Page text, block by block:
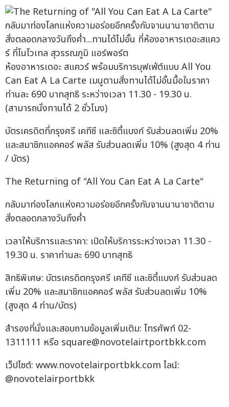
ห้องอาหารเดอะ สแควร์ พร้อมบริการบุฟเฟ่ต์แบบ All You
Can Eat A La Carte เมนูตามสั่งทานได้ไม่อั้นมื้อในราคา
ท่านละ 690 บาทสุทธิ ระหว่างเวลา 11.30 - 19.30 น.
(สามารถนั่งทานได้ 2 ชั่วโมง)
บัตรเครดิตที่กรุงศรี เคทีซี และซิตี้แบงก์ รับส่วนลดเพิ่ม 20%
และสมาชิกแอคคอร์ พลัส รับส่วนลดเพิ่ม 10% (สูงสุด 4 ท่าน
/ บัตร)
The Returning of "All You Can Eat A La Carte"
กลับมาท่องโลกแห่งความอร่อยอีกครั้งกับจานนานาชาติตาม
สั่งตลอดกลางวันถึงค่ำ
เวลาให้บริการและราคา: เปิดให้บริการระหว่างเวลา 11.30 -
19.30 น. ราคาท่านละ 690 บาทสุทธิ
สิทธิพิเศษ: บัตรเครดิตกรุงศรี เคทีซี และซิตี้แบงก์ รับส่วนลด
เพิ่ม 20% และสมาชิกแอคคอร์ พลัส รับส่วนลดเพิ่ม 10%
(สูงสุด 4 ท่าน/บัตร)
สำรองที่นั่งและสอบถามข้อมูลเพิ่มเติม: โทรศัพท์ 02-
1311111 หรือ square@novotelairtportbkk.com
เว็ปไซต์: www.novotelairportbkk.com ไลน์:
@novotelairportbkk